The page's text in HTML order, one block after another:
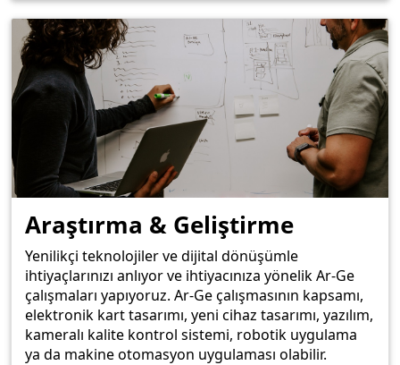
Araştırma & Geliştirme
Yenilikçi teknolojiler ve dijital dönüşümle
ihtiyaçlarınızı anlıyor ve ihtiyacınıza yönelik Ar-Ge
çalışmaları yapıyoruz. Ar-Ge çalışmasının kapsamı,
elektronik kart tasarımı, yeni cihaz tasarımı, yazılım,
kameralı kalite kontrol sistemi, robotik uygulama
ya da makine otomasyon uygulaması olabilir.